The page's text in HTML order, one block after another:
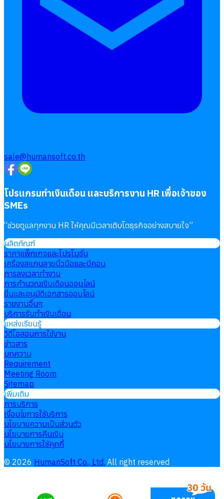
เบี้ยขยัน
แบบฟอร์มประเมินพนักงาน
บริการรับทำเงินเดือน
sale@humansoft.co.th
โปรแกรมทำเงินเดือน และบริการงาน HR เพื่อเจ้าของ
SMEs
“ช่วยดูแลทุกงาน HR ให้คุณมีเวลาเติบโตธุรกิจอย่างสบายใจ”
ผลิตภัณฑ์
ราคาแพ็กเกจและโปรโมชั่น
เครื่องสแกนลายนิ้วมือและบีคอน
การลงเวลาทำงาน
การคำนวณเงินเดือนออนไลน์
ยื่นและอนุมัติเอกสารออนไลน์
รายงานอื่นๆ
บริการรับทำเงินเดือน
แหล่งเรียนรู้
วิดีโอสอนการใช้งาน
ข่าวสาร
บทความ
Requirement
Meeting Room
Sitemap
เพิ่มเติม
การบริการ
เงื่อนไขการใช้บริการ
นโยบายความเป็นส่วนตัว
นโยบายการคืนเงิน
นโยบายการใช้คุกกี้
© 2026 HumanSoft Co., Ltd. All right reserved